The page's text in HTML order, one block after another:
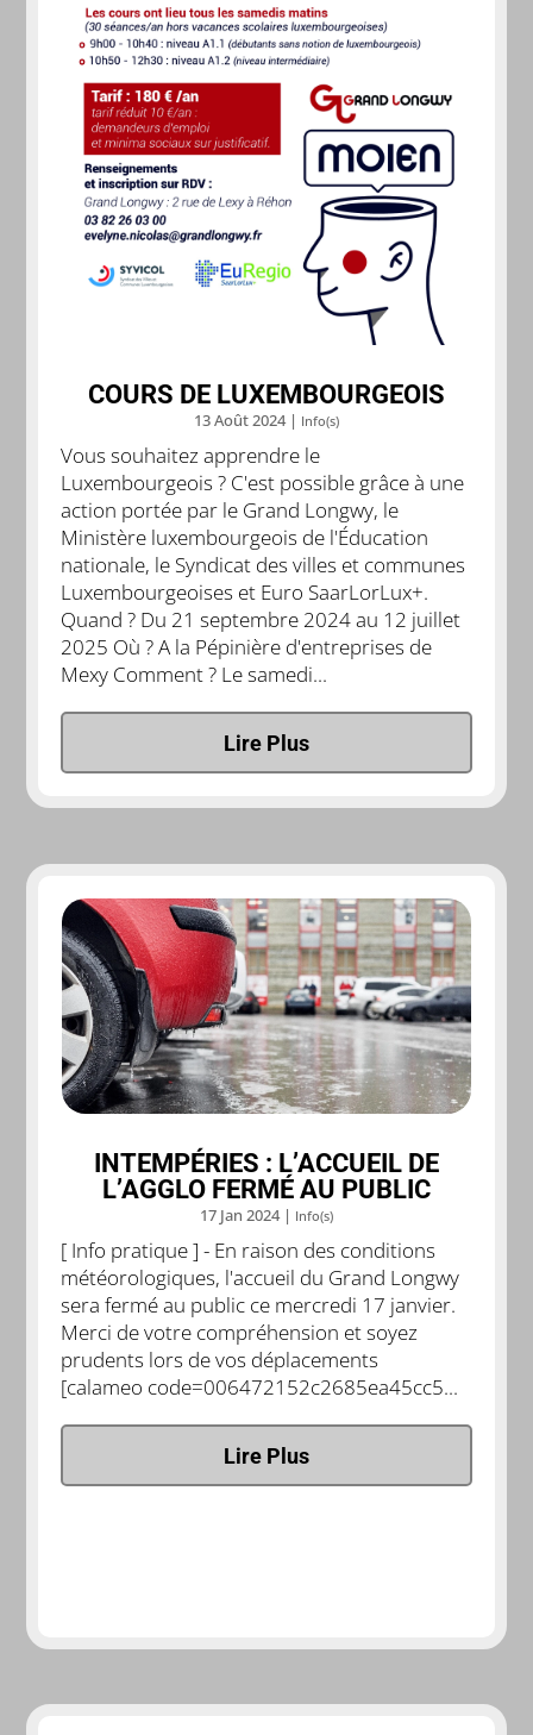
COURS DE LUXEMBOURGEOIS
13 Août 2024| Info(s)
Vous souhaitez apprendre le
Luxembourgeois ? C'est possible grâce à une
action portée par le Grand Longwy, le
Ministère luxembourgeois de l'Éducation
nationale, le Syndicat des villes et communes
Luxembourgeoises et Euro SaarLorLux+.
Quand ? Du 21 septembre 2024 au 12 juillet
2025 Où ? A la Pépinière d'entreprises de
Mexy Comment ? Le samedi...
Lire Plus
INTEMPÉRIES : L’ACCUEIL DE
L’AGGLO FERMÉ AU PUBLIC
17 Jan 2024| Info(s)
[ Info pratique ] - En raison des conditions
météorologiques, l'accueil du Grand Longwy
sera fermé au public ce mercredi 17 janvier.
Merci de votre compréhension et soyez
prudents lors de vos déplacements
[calameo code=006472152c2685ea45cc5...
Lire Plus